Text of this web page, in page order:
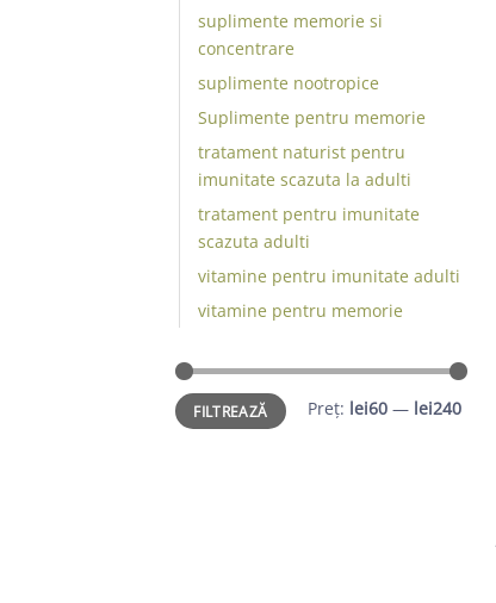
suplimente memorie si
concentrare
suplimente nootropice
Suplimente pentru memorie
tratament naturist pentru
imunitate scazuta la adulti
tratament pentru imunitate
scazuta adulti
vitamine pentru imunitate adulti
vitamine pentru memorie
Preț
minim
Preț
maxim
FILTREAZĂ Preț: lei60 — lei240